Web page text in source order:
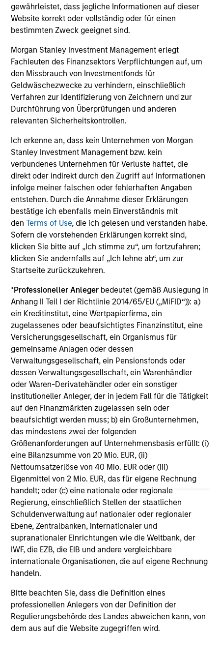
gewährleistet, dass jegliche Informationen auf dieser
Website korrekt oder vollständig oder für einen
bestimmten Zweck geeignet sind.
Morgan Stanley Investment Management erlegt
Fachleuten des Finanzsektors Verpflichtungen auf, um
den Missbrauch von Investmentfonds für
Geldwäschezwecke zu verhindern, einschließlich
Verfahren zur Identifizierung von Zeichnern und zur
Durchführung von Überprüfungen und anderen
relevanten Sicherheitskontrollen.
Ich erkenne an, dass kein Unternehmen von Morgan
Stanley Investment Management bzw. kein
verbundenes Unternehmen für Verluste haftet, die
direkt oder indirekt durch den Zugriff auf Informationen
infolge meiner falschen oder fehlerhaften Angaben
entstehen. Durch die Annahme dieser Erklärungen
bestätige ich ebenfalls mein Einverständnis mit
denTerms of Use, die ich gelesen und verstanden habe.
Sofern die vorstehenden Erklärungen korrekt sind,
klicken Sie bitte auf „Ich stimme zu“, um fortzufahren;
klicken Sie andernfalls auf „Ich lehne ab“, um zur
Startseite zurückzukehren.
*Professioneller Anleger bedeutet (gemäß Auslegung in
Anhang II Teil I der Richtlinie 2014/65/EU („MiFID“)): a)
ein Kreditinstitut, eine Wertpapierfirma, ein
zugelassenes oder beaufsichtigtes Finanzinstitut, eine
Versicherungsgesellschaft, ein Organismus für
gemeinsame Anlagen oder dessen
Verwaltungsgesellschaft, ein Pensionsfonds oder
dessen Verwaltungsgesellschaft, ein Warenhändler
oder Waren-Derivatehändler oder ein sonstiger
institutioneller Anleger, der in jedem Fall für die Tätigkeit
auf den Finanzmärkten zugelassen sein oder
beaufsichtigt werden muss; b) ein Großunternehmen,
das mindestens zwei der folgenden
Größenanforderungen auf Unternehmensbasis erfüllt: (i)
eine Bilanzsumme von 20 Mio. EUR, (ii)
Nettoumsatzerlöse von 40 Mio. EUR oder (iii)
Eigenmittel von 2 Mio. EUR, das für eigene Rechnung
handelt; oder (c) eine nationale oder regionale
Regierung, einschließlich Stellen der staatlichen
Schuldenverwaltung auf nationaler oder regionaler
Ebene, Zentralbanken, internationaler und
supranationaler Einrichtungen wie die Weltbank, der
IWF, die EZB, die EIB und andere vergleichbare
internationale Organisationen, die auf eigene Rechnung
handeln.
Bitte beachten Sie, dass die Definition eines
professionellen Anlegers von der Definition der
Regulierungsbehörde des Landes abweichen kann, von
dem aus auf die Website zugegriffen wird.
outside of the U.S.
Invests in high quality global businesses,
characterized by hard-to-replicate
intangible assets, high returns on operating
capital employed and strong free cash flow
generation.
Global Quality Select Strategy
Invests in 25-50 high quality global
businesses, characterized by hard-to-
replicate intangible assets, high returns on
operating capital employed and strong free
cash flow generation. Designed for investors
who seek capital growth, earnings resilience
and reduced downside participation – while
avoiding exposure to business activities
such as alcohol, tobacco, fossil fuels and
weapons.
View All
Team Insights
GLOBAL EQUITY OBSERVER
Video: The high stakes of
cybersecurity
In the latest Global Equity Observer video, the
International Equity Team explores why
investors alike — and where they see both risks
and opportunities.